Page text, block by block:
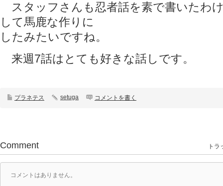
スタッフさんも忍者話を素で書いたわ
して馬鹿な作りに
したみたいですね。
来週7話はとても好きな話しです。
プラネテス setuga コメントを書く
Comment トラ
コメントはありません。